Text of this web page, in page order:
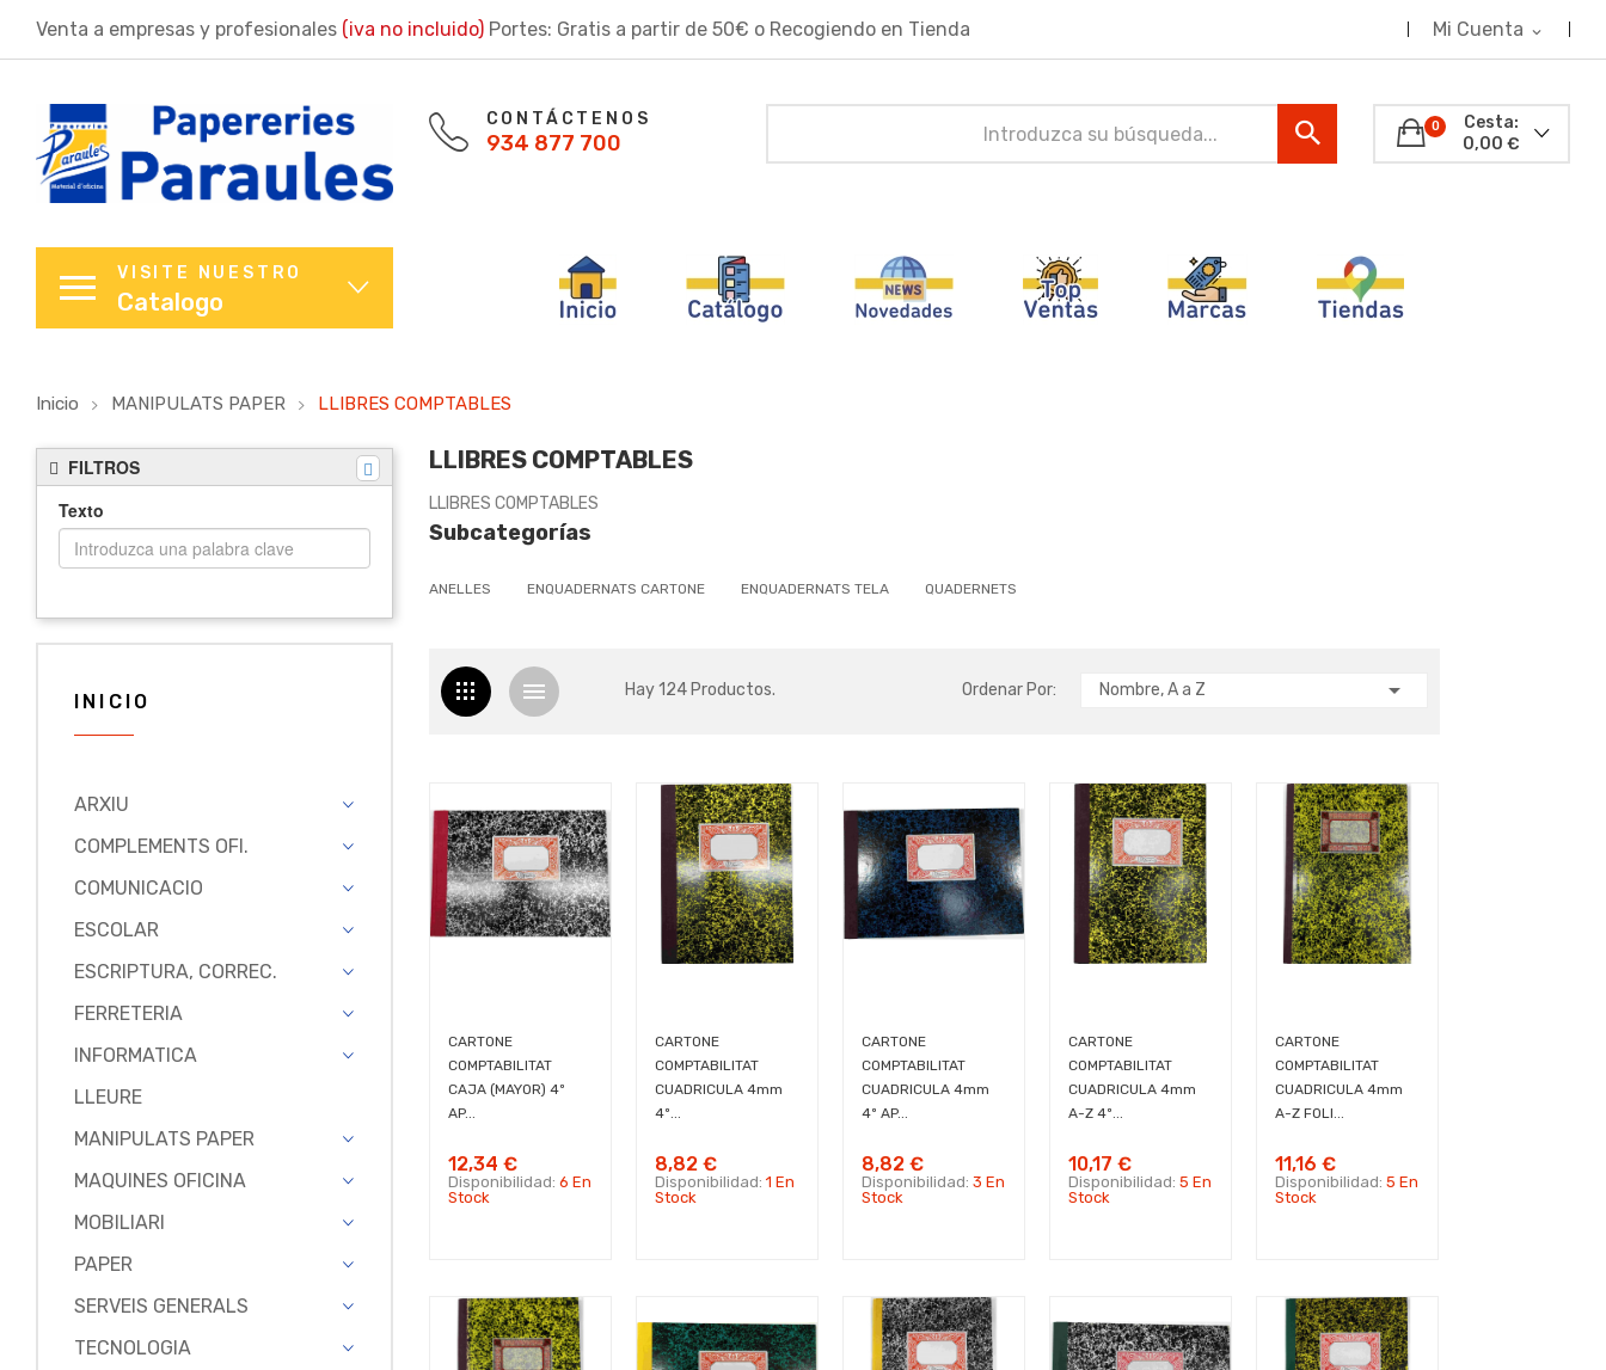
Venta a empresas y profesionales (iva no incluido) Portes: Gratis a partir de 50€ o Recogiendo en Tienda Mi Cuenta expand_more
CONTÁCTENOS
934 877 700
Cesta:
0,00 €
0
VISITE NUESTRO
Catalogo
Inicio MANIPULATS PAPER LLIBRES COMPTABLES
FILTROS
Texto
INICIO
ARXIU
COMPLEMENTS OFI.
COMUNICACIO
ESCOLAR
ESCRIPTURA, CORREC.
FERRETERIA
INFORMATICA
LLEURE
MANIPULATS PAPER
MAQUINES OFICINA
MOBILIARI
PAPER
SERVEIS GENERALS
TECNOLOGIA
LLIBRES COMPTABLES
LLIBRES COMPTABLES
Subcategorías
ANELLES ENQUADERNATS CARTONE ENQUADERNATS TELA QUADERNETS
Hay 124 Productos. Ordenar Por: Nombre, A a Z 
CARTONE
COMPTABILITAT
CAJA (MAYOR) 4º
AP...
12,34 €
Disponibilidad: 6 En
Stock
CARTONE
COMPTABILITAT
CUADRICULA 4mm
4º...
8,82 €
Disponibilidad: 1 En
Stock
CARTONE
COMPTABILITAT
CUADRICULA 4mm
4º AP...
8,82 €
Disponibilidad: 3 En
Stock
CARTONE
COMPTABILITAT
CUADRICULA 4mm
A-Z 4º...
10,17 €
Disponibilidad:5 En
Stock
CARTONE
COMPTABILITAT
CUADRICULA 4mm
A-Z FOLI...
11,16 €
Disponibilidad:5 En
Stock